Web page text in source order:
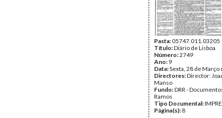
Pasta:05747.011.03205
Título:Diário de Lisboa
Número:2749
Ano: 9
Data:Sexta, 28 de Março
Directores:Director:
Manso
Fundo:DRR -
Ramos
Tipo Documental:
Página(s): 8